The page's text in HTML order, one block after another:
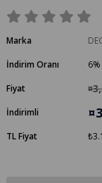
Marka
İndirim Oranı
%
6
Fiyat
İndirimli
TL Fiyat